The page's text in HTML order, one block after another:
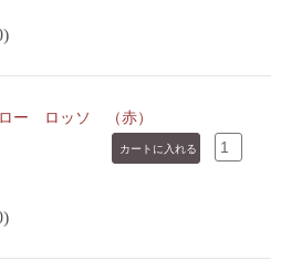
ー ロッソ （赤）